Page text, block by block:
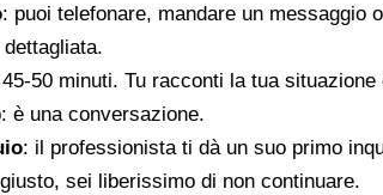
: puoi telefonare, mandare un
50 minuti. Tu racconti la tua
è una conversazione.
: il professionista ti dà un suo primo
sei liberissimo di non continuare.